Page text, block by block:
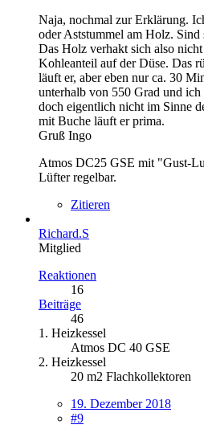
Naja, nochmal zur Erklärung.
oder Aststummel am Holz. Sind
Das Holz verhakt sich also
Kohleanteil auf der Düse. Das
läuft er, aber eben nur ca. 30
unterhalb von 550 Grad und
doch eigentlich nicht im Sinne
mit Buche läuft er prima.
Gruß Ingo
Atmos DC25 GSE mit "Gust-
Lüfter regelbar.
Zitieren
Richard.S
Mitglied
Reaktionen
16
Beiträge
46
1. Heizkessel
Atmos DC 40 GSE
2. Heizkessel
20 m2 Flachkollektoren
19. Dezember 2018
#9